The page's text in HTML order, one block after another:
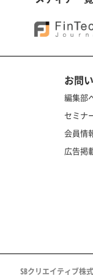
お問
編集部
セミナ
会員情
広告掲
SBクリエイティブ株